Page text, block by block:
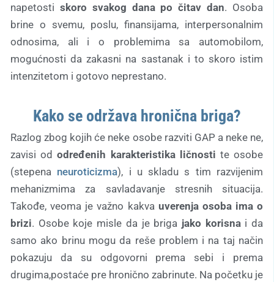
napetosti skoro svakog dana po čitav dan. Osoba
brine o svemu, poslu, finansijama, interpersonalnim
odnosima, ali i o problemima sa automobilom,
mogućnosti da zakasni na sastanak i to skoro istim
intenzitetom i gotovo neprestano.
Kako se održava hronična briga?
Razlog zbog kojih će neke osobe razviti GAP a neke ne,
zavisi ododređenih karakteristika ličnosti te osobe
(stepena neuroticizma), i u skladu s tim razvijenim
mehanizmima za savladavanje stresnih situacija.
Takođe, veoma je važno kakva uverenja osoba ima o
brizi. Osobe koje misle da je briga jako korisnai da
samo ako brinu mogu da reše problem i na taj način
pokazuju da su odgovorni prema sebi i prema
drugima,postaće pre hronično zabrinute. Na početku je